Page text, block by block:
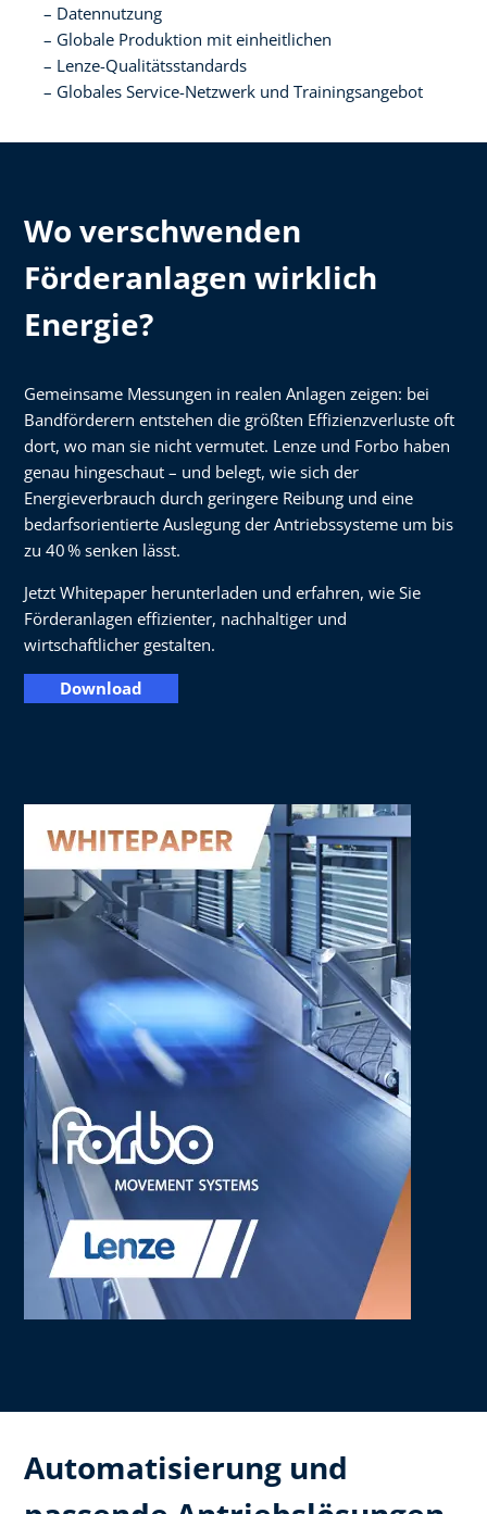
Datennutzung​
Globale Produktion mit einheitlichen ​
Lenze-Qualitätsstandards​
Globales Service-Netzwerk und Trainingsangebot
Wo verschwenden
Förderanlagen wirklich
Energie?
Gemeinsame Messungen in realen Anlagen zeigen: bei
Bandförderern entstehen die größten Effizienzverluste oft
dort, wo man sie nicht vermutet. Lenze und Forbo haben
genau hingeschaut – und belegt, wie sich der
Energieverbrauch durch geringere Reibung und eine
bedarfsorientierte Auslegung der Antriebssysteme um bis
zu 40 % senken lässt.
Jetzt Whitepaper herunterladen und erfahren, wie Sie
Förderanlagen effizienter, nachhaltiger und
wirtschaftlicher gestalten.
Download
Automatisierung und